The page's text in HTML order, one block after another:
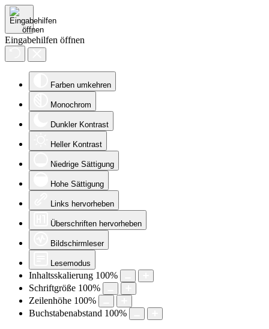
Eingabehilfen öffnen
Farben umkehren
Monochrom
Dunkler Kontrast
Heller Kontrast
Niedrige Sättigung
Hohe Sättigung
Links hervorheben
Überschriften hervorheben
Bildschirmleser
Lesemodus
Inhaltsskalierung 100%
Schriftgröße 100%
Zeilenhöhe 100%
Buchstabenabstand 100%